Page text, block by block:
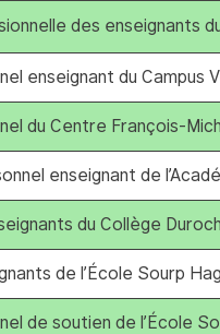
des enseignants
enseignant du Campus
du Centre François-
enseignant de
du Collège
de l’École Sourp
de soutien de l’École